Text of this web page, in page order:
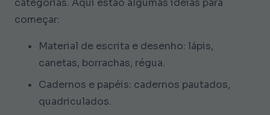
começar:
Material de escrita e desenho: lápis,
canetas, borrachas, régua.
Cadernos e papéis: cadernos pautados,
quadriculados.